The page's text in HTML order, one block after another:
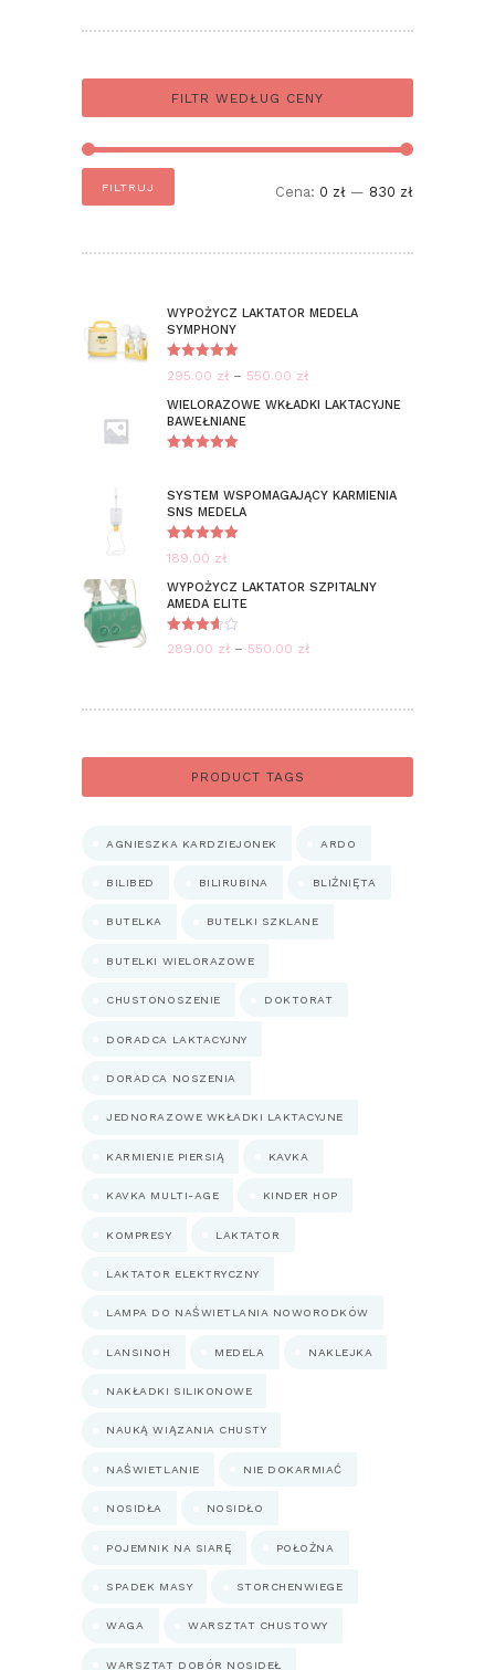
FILTR WEDŁUG CENY
FILTRUJ Cena: 0 zł — 830 zł
WYPOŻYCZ LAKTATOR MEDELA
SYMPHONY
Oceniono
5.00na 5
295.00 zł – 550.00 złZakres
cen:
550.00 zł
WIELORAZOWE WKŁADKI LAKTACYJNE
BAWEŁNIANE
SYSTEM WSPOMAGAJĄCY KARMIENIA
SNS MEDELA
Oceniono
5.00na 5
189.00 zł
WYPOŻYCZ LAKTATOR SZPITALNY
AMEDA ELITE
Oceniono
3.67na
289.00 zł – 550.00 złZakres
PRODUCT TAGS
AGNIESZKA KARDZIEJONEK ARDO
BILIBED BILIRUBINA BLIŹNIĘTA
BUTELKA BUTELKI SZKLANE
BUTELKI WIELORAZOWE
CHUSTONOSZENIE DOKTORAT
DORADCA LAKTACYJNY
DORADCA NOSZENIA
JEDNORAZOWE WKŁADKI LAKTACYJNE
KARMIENIE PIERSIĄ KAVKA
KAVKA MULTI-AGE KINDER HOP
KOMPRESY LAKTATOR
LAKTATOR ELEKTRYCZNY
LAMPA DO NAŚWIETLANIA NOWORODKÓW
LANSINOH MEDELA NAKLEJKA
NAKŁADKI SILIKONOWE
NAUKĄ WIĄZANIA CHUSTY
NAŚWIETLANIE NIE DOKARMIAĆ
NOSIDŁA NOSIDŁO
POJEMNIK NA SIARĘ POŁOŻNA
SPADEK MASY STORCHENWIEGE
WAGA WARSZTAT CHUSTOWY
WARSZTAT DOBÓR NOSIDEŁ